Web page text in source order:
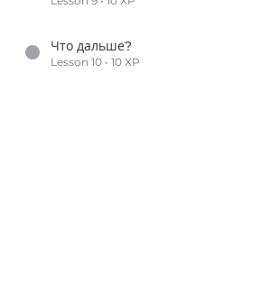
Что дальше?
Lesson 10 • 10 XP